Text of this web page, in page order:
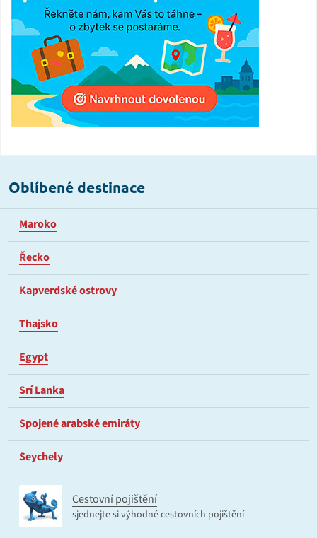
Oblíbené destinace
Maroko
Řecko
Kapverdské ostrovy
Thajsko
Egypt
Srí Lanka
Spojené arabské emiráty
Seychely
Cestovní pojištění
sjednejte si výhodné cestovních pojištění